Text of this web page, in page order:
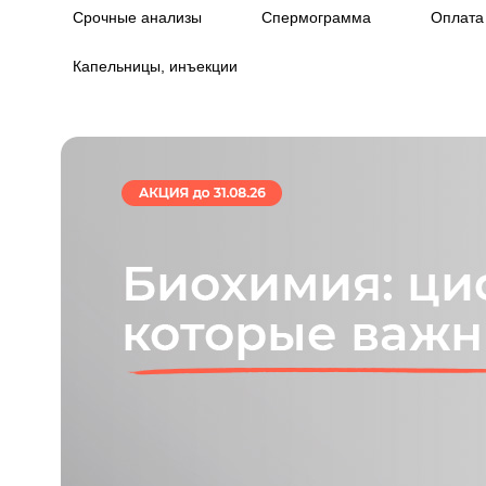
Срочные анализы Спермограмма Оплата
Капельницы, инъекции